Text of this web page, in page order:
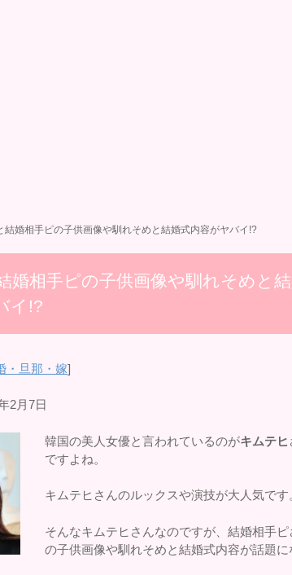
結婚相手ピの子供画像や馴れそめと結婚式内容がヤバイ!?
婚相手ピの子供画像や馴れそめと
イ!?
・旦那・嫁]
2月7日
韓国の美人女優と言われているのがキムテヒ
ですよね。
キムテヒさんのルックスや演技が大人気です
そんなキムテヒさんなのですが、結婚相手ピ
の子供画像や馴れそめと結婚式内容が話題に